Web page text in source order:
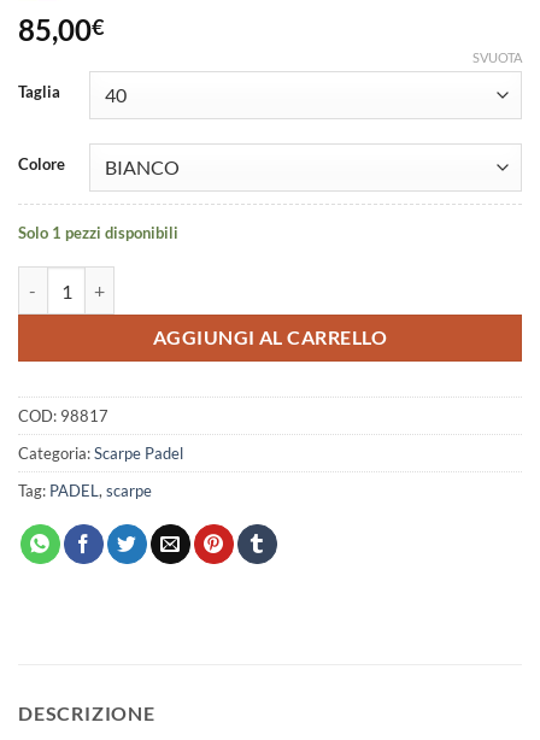
85,00€
Taglia
Colore
SVUOTA
Solo 1 pezzi disponibili
AGGIUNGI AL CARRELLO
COD: 98817
Categoria:Scarpe Padel
Tag: PADEL,scarpe
DESCRIZIONE